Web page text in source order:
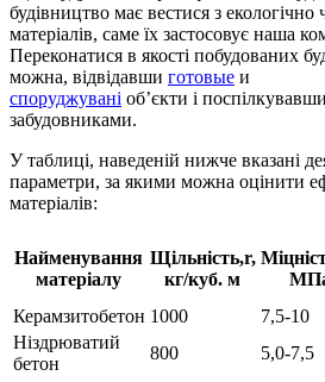
будівництво має вестися з екологічно
матеріалів, саме їх застосовує наша
Переконатися в якості побудованих
можна, відвідавши готовые и
споруджувані об’єкти і
забудовниками.
У таблиці, наведеній нижче вказані
параметри, за якими можна оцінити
матеріалів:
Найменування
матеріалу
Щільність,r,
кг/куб. м
Керамзитобетон 1000 7,5-10
Ніздрюватий
бетон
800 5,0-7,5